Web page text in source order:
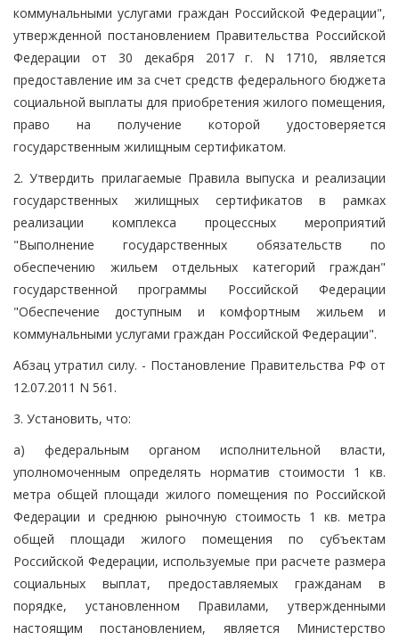
коммунальными услугами граждан Российской Федерации",
утвержденной постановлением Правительства Российской
Федерации от 30 декабря 2017 г. N 1710, является
предоставление им за счет средств федерального бюджета
социальной выплаты для приобретения жилого помещения,
право на получение которой удостоверяется
государственным жилищным сертификатом.
2. Утвердить прилагаемые Правила выпуска и реализации
государственных жилищных сертификатов в рамках
реализации комплекса процессных мероприятий
"Выполнение государственных обязательств по
обеспечению жильем отдельных категорий граждан"
государственной программы Российской Федерации
"Обеспечение доступным и комфортным жильем и
коммунальными услугами граждан Российской Федерации".
Абзац утратил силу. - Постановление Правительства РФ от
12.07.2011 N 561.
3. Установить, что:
а) федеральным органом исполнительной власти,
уполномоченным определять норматив стоимости 1 кв.
метра общей площади жилого помещения по Российской
Федерации и среднюю рыночную стоимость 1 кв. метра
общей площади жилого помещения по субъектам
Российской Федерации, используемые при расчете размера
социальных выплат, предоставляемых гражданам в
порядке, установленном Правилами, утвержденными
настоящим постановлением, является Министерство